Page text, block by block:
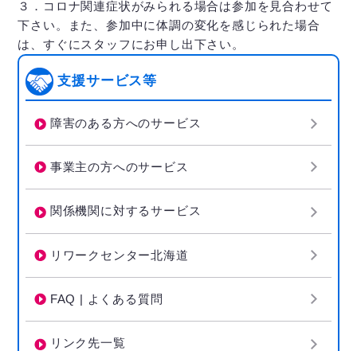
３．コロナ関連症状がみられる場合は参加を見合わせて
下さい。また、参加中に体調の変化を感じられた場合
は、すぐにスタッフにお申し出下さい。
支援サービス等
障害のある方へのサービス
事業主の方へのサービス
関係機関に対するサービス
リワークセンター北海道
FAQ | よくある質問
リンク先一覧